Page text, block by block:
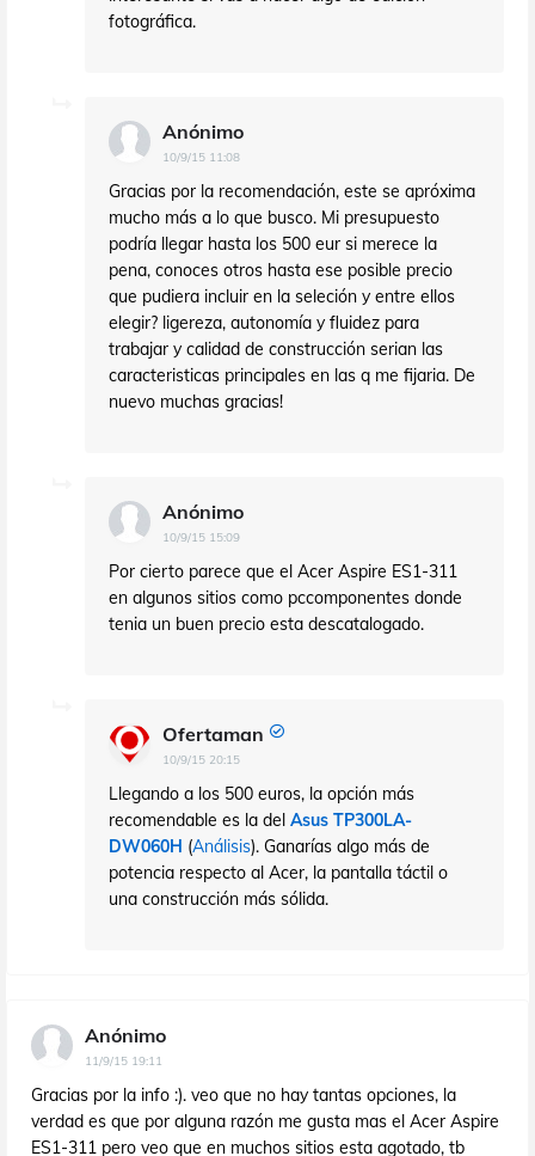
fotográfica.
Anónimo
10/9/15 11:08
Gracias por la recomendación, este se apróxima
mucho más a lo que busco. Mi presupuesto
podría llegar hasta los 500 eur si merece la
pena, conoces otros hasta ese posible precio
que pudiera incluir en la seleción y entre ellos
elegir? ligereza, autonomía y fluidez para
trabajar y calidad de construcción serian las
caracteristicas principales en las q me fijaria. De
nuevo muchas gracias!
Anónimo
10/9/15 15:09
Por cierto parece que el Acer Aspire ES1-311
en algunos sitios como pccomponentes donde
tenia un buen precio esta descatalogado.
Ofertaman
10/9/15 20:15
Llegando a los 500 euros, la opción más
recomendable es la del Asus TP300LA-
DW060H (Análisis). Ganarías algo más de
potencia respecto al Acer, la pantalla táctil o
una construcción más sólida.
Anónimo
11/9/15 19:11
Gracias por la info :). veo que no hay tantas opciones, la
verdad es que por alguna razón me gusta mas el Acer Aspire
ES1-311 pero veo que en muchos sitios esta agotado, tb